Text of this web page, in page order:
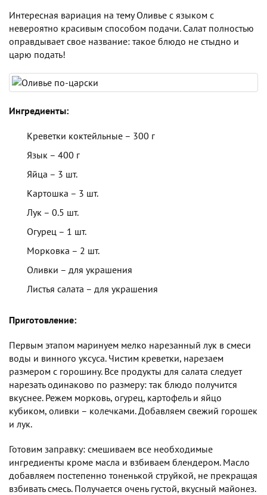
Интересная вариация на тему Оливье с языком с
невероятно красивым способом подачи. Салат полностью
оправдывает свое название: такое блюдо не стыдно и
царю подать!
Ингредиенты:
Креветки коктейльные – 300 г
Язык – 400 г
Яйца – 3 шт.
Картошка – 3 шт.
Лук – 0.5 шт.
Огурец – 1 шт.
Морковка – 2 шт.
Оливки – для украшения
Листья салата – для украшения
Приготовление:
Первым этапом маринуем мелко нарезанный лук в смеси
воды и винного уксуса. Чистим креветки, нарезаем
размером с горошину. Все продукты для салата следует
нарезать одинаково по размеру: так блюдо получится
вкуснее. Режем морковь, огурец, картофель и яйцо
кубиком, оливки – колечками. Добавляем свежий горошек
и лук.
Готовим заправку: смешиваем все необходимые
ингредиенты кроме масла и взбиваем блендером. Масло
добавляем постепенно тоненькой струйкой, не прекращая
взбивать смесь. Получается очень густой, вкусный майонез.